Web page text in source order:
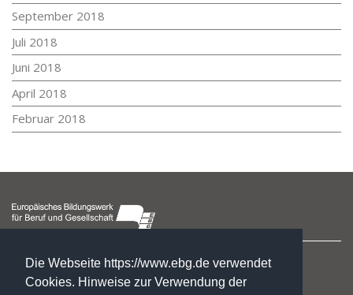
Die Webseite https://www.ebg.de verwendet
Cookies. Hinweise zur Verwendung der
September 2018
Juli 2018
Juni 2018
April 2018
Februar 2018
Hegelstraße 2
39104 Magdeburg